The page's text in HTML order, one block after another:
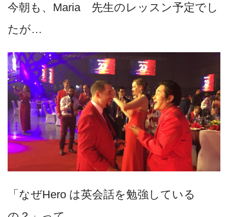
今朝も、Maria 先生のレッスン予定でし
たが…
「なぜHero は英会話を勉強している